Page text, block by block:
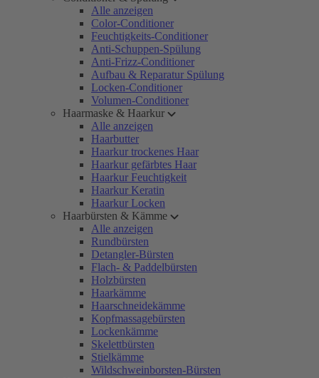
Alle anzeigen
Color-Conditioner
Feuchtigkeits-Conditioner
Anti-Schuppen-Spülung
Anti-Frizz-Conditioner
Aufbau & Reparatur Spülung
Locken-Conditioner
Volumen-Conditioner
Haarmaske & Haarkur
Alle anzeigen
Haarbutter
Haarkur trockenes Haar
Haarkur gefärbtes Haar
Haarkur Feuchtigkeit
Haarkur Keratin
Haarkur Locken
Haarbürsten & Kämme
Alle anzeigen
Rundbürsten
Detangler-Bürsten
Flach- & Paddelbürsten
Holzbürsten
Haarkämme
Haarschneidekämme
Kopfmassagebürsten
Lockenkämme
Skelettbürsten
Stielkämme
Wildschweinborsten-Bürsten